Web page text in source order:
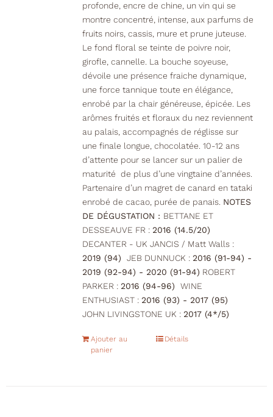
profonde, encre de chine, un vin qui se
montre concentré, intense, aux parfums de
fruits noirs, cassis, mure et prune juteuse.
Le fond floral se teinte de poivre noir,
girofle, cannelle. La bouche soyeuse,
dévoile une présence fraiche dynamique,
une force tannique toute en élégance,
enrobé par la chair généreuse, épicée. Les
arômes fruités et floraux du nez reviennent
au palais, accompagnés de réglisse sur
une finale longue, chocolatée. 10-12 ans
d’attente pour se lancer sur un palier de
maturité de plus d’une vingtaine d’années.
Partenaire d’un magret de canard en tataki
enrobé de cacao, purée de panais. NOTES
DE DÉGUSTATION : BETTANE ET
DESSEAUVE FR : 2016 (14.5/20)
DECANTER - UK JANCIS / Matt Walls :
2019 (94)
JEB DUNNUCK : 2016 (91-94) -
2019 (92-94) - 2020 (91-94) ROBERT
PARKER : 2016 (94-96)
WINE
ENTHUSIAST : 2016 (93) - 2017 (95)
JOHN LIVINGSTONE UK : 2017 (4*/5)
Ajouter au
panier
Détails